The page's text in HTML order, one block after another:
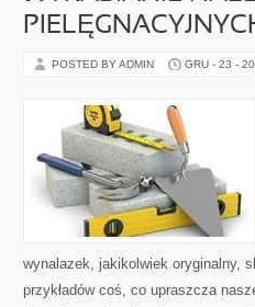
POSTED BY ADMIN GRU - 23 -
wynalazek, jakikolwiek oryginalny,
przykładów coś, co upraszcza